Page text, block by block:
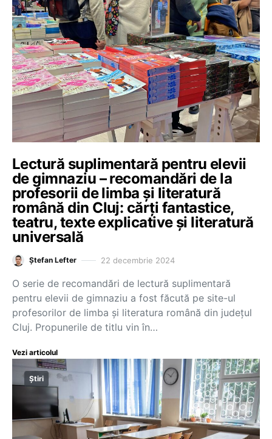
Lectură suplimentară pentru elevii
de gimnaziu – recomandări de la
profesorii de limba și literatură
română din Cluj: cărți fantastice,
teatru, texte explicative și literatură
universală
Ștefan Lefter 22 decembrie 2024
O serie de recomandări de lectură suplimentară
pentru elevii de gimnaziu a fost făcută pe site-ul
profesorilor de limba și literatura română din județul
Cluj. Propunerile de titlu vin în…
Vezi articolul
Știri